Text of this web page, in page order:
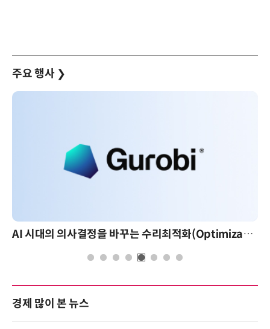
주요 행사 ❯
AI 시대의 의사결정을 바꾸는 수리최적화(Optimization): 실제 산업 적용 사례와 활용 전략
경제 많이 본 뉴스